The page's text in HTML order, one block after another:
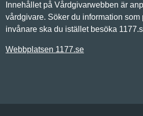
Innehållet på Vårdgivarwebben är
vårdgivare. Söker du information som
invånare ska du istället besöka
Webbplatsen 1177.se